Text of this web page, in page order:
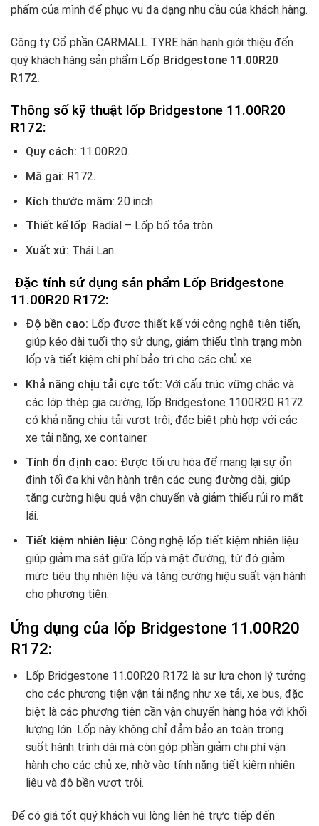
phẩm của mình để phục vụ đa dạng nhu cầu của khách hàng.
Công ty Cổ phần CARMALL TYRE hân hạnh giới thiệu đến
quý khách hàng sản phẩm Lốp Bridgestone 11.00R20
R172.
Thông số kỹ thuật lốp Bridgestone 11.00R20
R172:
Quy cách: 11.00R20.
Mã gai: R172.
Kích thước mâm: 20 inch
Thiết kế lốp: Radial – Lốp bố tỏa tròn.
Xuất xứ: Thái Lan.
Đặc tính sử dụng sản phẩm Lốp Bridgestone
11.00R20 R172:
Độ bền cao: Lốp được thiết kế với công nghệ tiên tiến,
giúp kéo dài tuổi thọ sử dụng, giảm thiểu tình trạng mòn
lốp và tiết kiệm chi phí bảo trì cho các chủ xe.
Khả năng chịu tải cực tốt: Với cấu trúc vững chắc và
các lớp thép gia cường, lốp Bridgestone 1100R20 R172
có khả năng chịu tải vượt trội, đặc biệt phù hợp với các
xe tải nặng, xe container.
Tính ổn định cao: Được tối ưu hóa để mang lại sự ổn
định tối đa khi vận hành trên các cung đường dài, giúp
tăng cường hiệu quả vận chuyển và giảm thiểu rủi ro mất
lái.
Tiết kiệm nhiên liệu: Công nghệ lốp tiết kiệm nhiên liệu
giúp giảm ma sát giữa lốp và mặt đường, từ đó giảm
mức tiêu thụ nhiên liệu và tăng cường hiệu suất vận hành
cho phương tiện.
Ứng dụng của lốp Bridgestone 11.00R20
R172:
Lốp Bridgestone 11.00R20 R172 là sự lựa chọn lý tưởng
cho các phương tiện vận tải nặng như xe tải, xe bus, đặc
biệt là các phương tiện cần vận chuyển hàng hóa với khối
lượng lớn. Lốp này không chỉ đảm bảo an toàn trong
suốt hành trình dài mà còn góp phần giảm chi phí vận
hành cho các chủ xe, nhờ vào tính năng tiết kiệm nhiên
liệu và độ bền vượt trội.
Để có giá tốt quý khách vui lòng liên hệ trực tiếp đến